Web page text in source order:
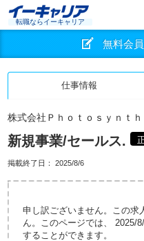
転職ならイーキャリア
無料会
仕事情報
株式会社Ｐｈｏｔｏｓｙｎｔｈ
新規事業/セールス.
掲載終了日： 2025/8/6
申し訳ございません。この求
ん。このページでは、 2025/
することができます。